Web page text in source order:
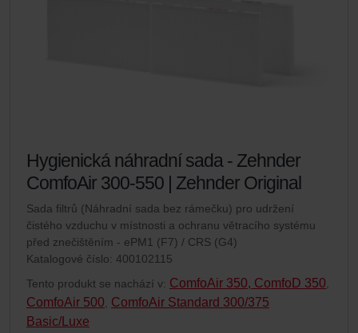
Hygienická náhradní sada - Zehnder
ComfoAir 300-550 | Zehnder Original
Sada filtrů (Náhradní sada bez rámečku) pro udržení
čistého vzduchu v místnosti a ochranu větracího systému
před znečištěním - ePM1 (F7) / CRS (G4)
Katalogové číslo: 400102115
Tento produkt se nachází v: ComfoAir 350, ComfoD 350,
ComfoAir 500, ComfoAir Standard 300/375
Basic/Luxe